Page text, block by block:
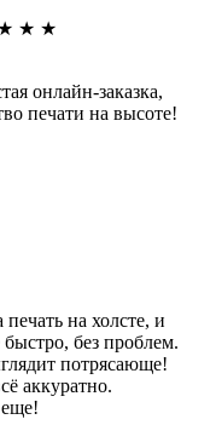
★ ★
онлайн-заказка,
печати на высоте!
на холсте, и
быстро, без проблем.
потрясающе!
аккуратно.
еще!